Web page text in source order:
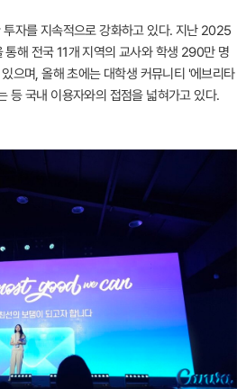
자를 지속적으로 강화하고 있다. 지난 2025
통해 전국 11개 지역의 교사와 학생 290만 명
으며, 올해 초에는 대학생 커뮤니티 '에브리타
등 국내 이용자와의 접점을 넓혀가고 있다.